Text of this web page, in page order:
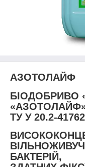
АЗОТОЛАЙФ
БІОДОБРИВО
ТУ У 20.2-
БАКТЕРІЙ,